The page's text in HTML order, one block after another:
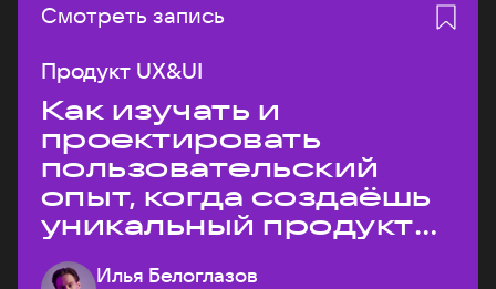
Смотреть запись
Продукт UX&UI
Как изучать и
проектировать
пользовательский
опыт, когда создаёшь
уникальный продукт
на рынке?
Илья Белоглазов